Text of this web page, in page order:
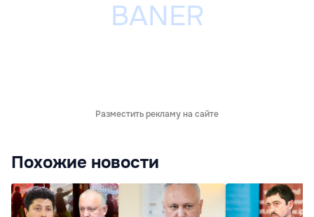
Разместить рекламу на сайте
Похожие новости